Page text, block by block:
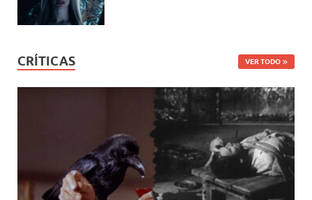
CRÍTICAS VER TODO